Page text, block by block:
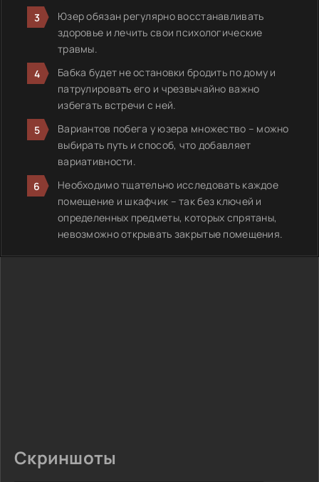
Юзер обязан регулярно восстанавливать
здоровье и лечить свои психологические
травмы.
Бабка будет не остановки бродить по дому и
патрулировать его и чрезвычайно важно
избегать встречи с ней.
Вариантов побега у юзера множество – можно
выбирать путь и способ, что добавляет
вариативности.
Необходимо тщательно исследовать каждое
помещение и шкафчик – так без ключей и
определенных предметы, которых спрятаны,
невозможно открывать закрытые помещения.
Скриншоты